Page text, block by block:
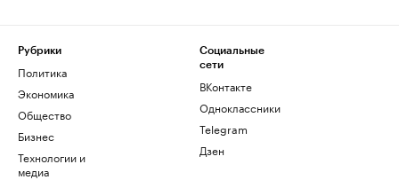
Рубрики
Политика
Экономика
Общество
Бизнес
Технологии и
медиа
Социальные
сети
ВКонтакте
Одноклассники
Telegram
Дзен